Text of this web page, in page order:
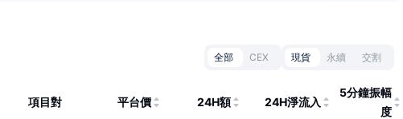
全部 CEX 現貨 永續 交割
項目對 平台價 24H額 24H淨流入
5分鐘振幅
度